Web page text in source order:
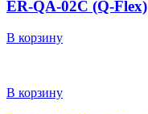
ER-QA-02С (Q-Flex)
В корзину
В корзину